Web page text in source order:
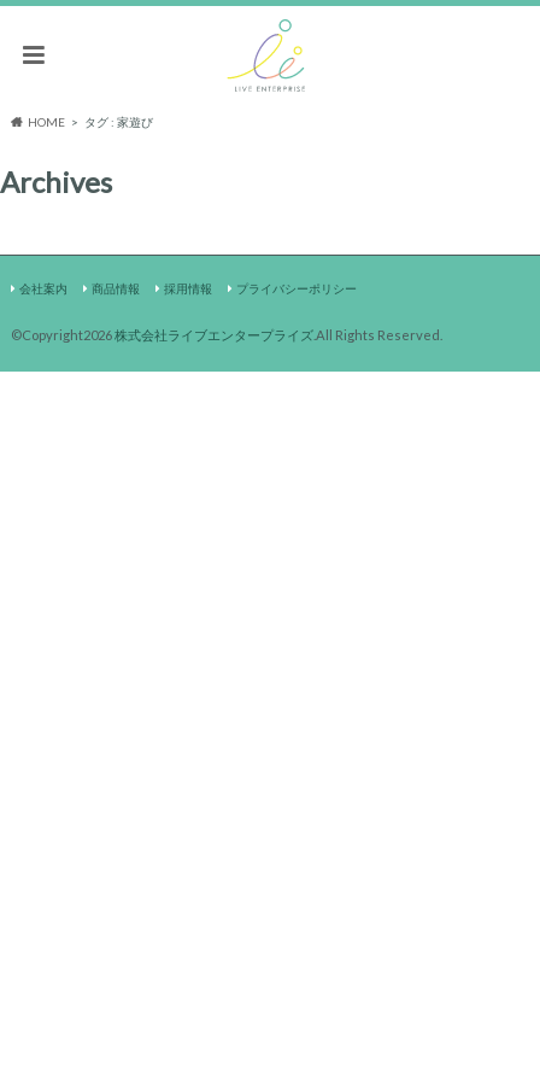
HOME タグ : 家遊び
Archives
会社案内 商品情報 採用情報 プライバシーポリシー
©Copyright2026株式会社ライブエンタープライズ.All Rights Reserved.